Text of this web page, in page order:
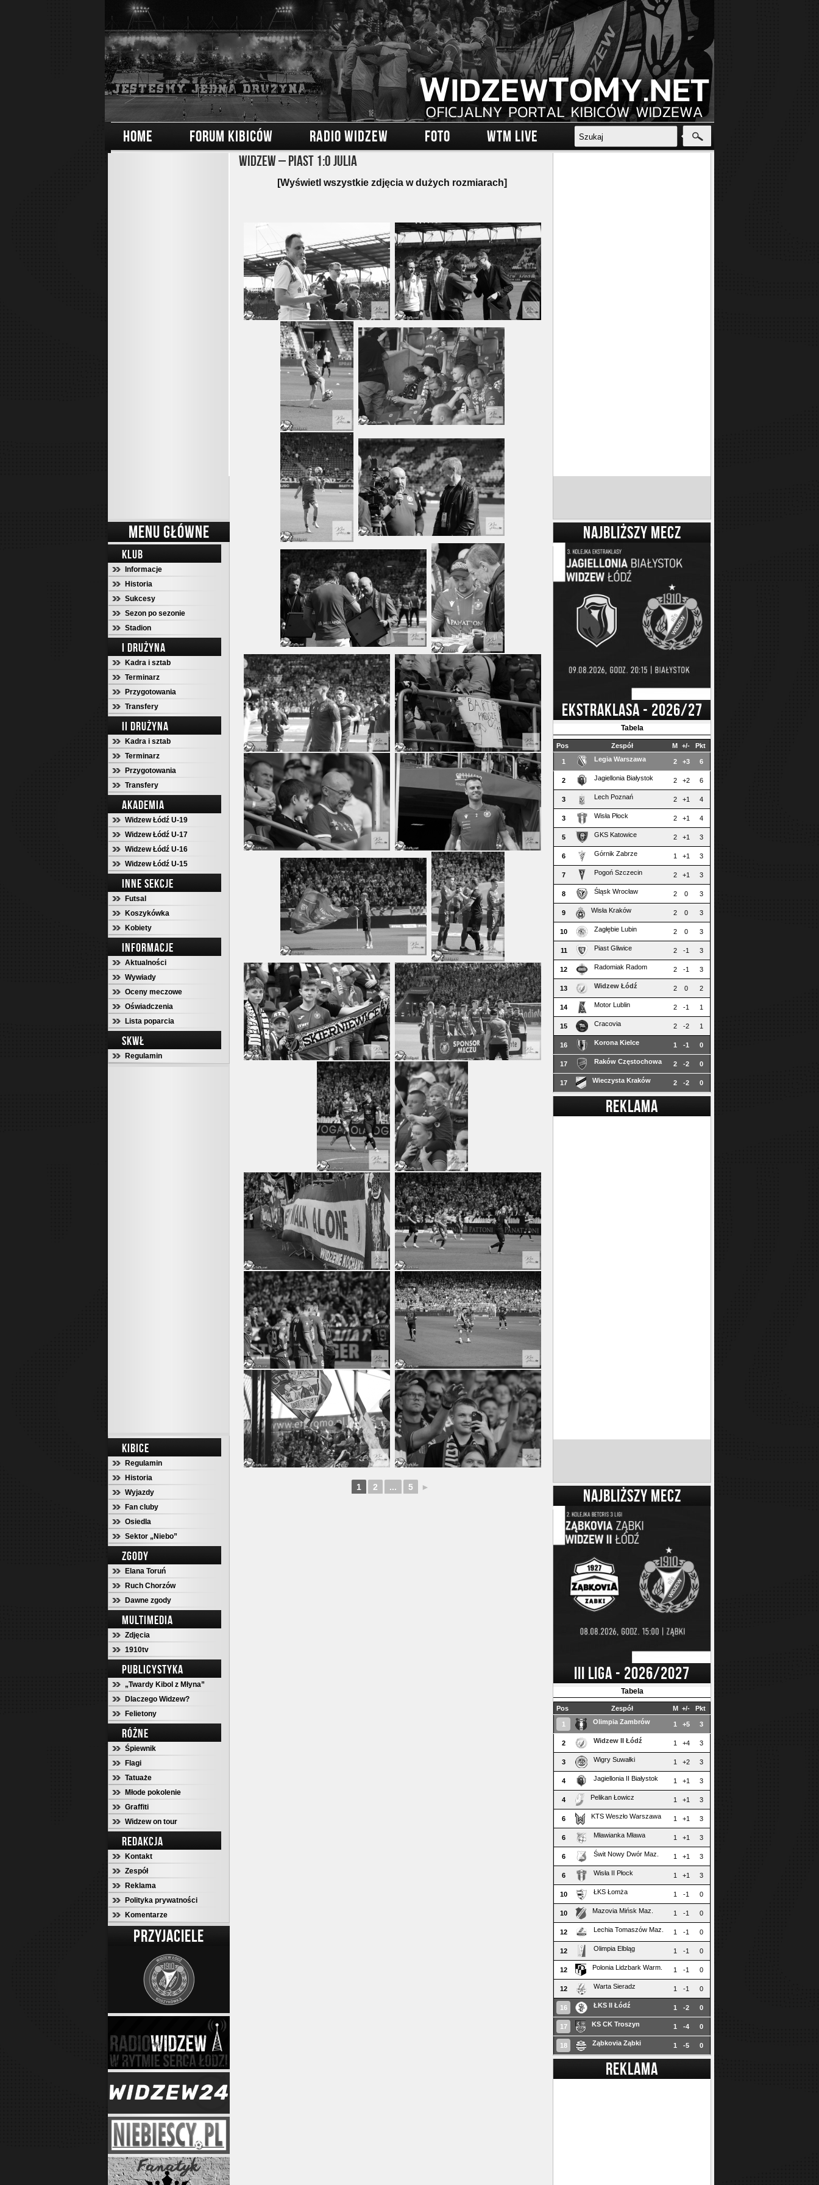
HOME FORUM KIBICÓW RADIO WIDZEW FOTO WTM LIVE
MENU GŁÓWNE
KLUB
Informacje
Historia
Sukcesy
Sezon po sezonie
Stadion
I DRUŻYNA
Kadra i sztab
Terminarz
Przygotowania
Transfery
II DRUŻYNA
Kadra i sztab
Terminarz
Przygotowania
Transfery
AKADEMIA
Widzew Łódź U-19
Widzew Łódź U-17
Widzew Łódź U-16
Widzew Łódź U-15
INNE SEKCJE
Futsal
Koszykówka
Kobiety
INFORMACJE
Aktualności
Wywiady
Oceny meczowe
Oświadczenia
Lista poparcia
SKWŁ
Regulamin
KIBICE
Regulamin
Historia
Wyjazdy
Fan cluby
Osiedla
Sektor „Niebo”
ZGODY
Elana Toruń
Ruch Chorzów
Dawne zgody
MULTIMEDIA
Zdjęcia
1910tv
PUBLICYSTYKA
„Twardy Kibol z Młyna”
Dlaczego Widzew?
Felietony
RÓŻNE
Śpiewnik
Flagi
Tatuaże
Młode pokolenie
Graffiti
Widzew on tour
REDAKCJA
Kontakt
Zespół
Reklama
Polityka prywatności
Komentarze
PRZYJACIELE
Widzew – Piast 1:0 Julia
[Wyświetl wszystkie zdjęcia w dużych rozmiarach]
1 2 ... 5 ►
NAJBLIŻSZY MECZ
EKSTRAKLASA - 2026/27
Tabela
Pos Zespół M +/- Pkt
1 Legia Warszawa 2 +3 6
2 Jagiellonia Białystok 2 +2 6
3 Lech Poznań 2 +1 4
3 Wisła Płock 2 +1 4
5 GKS Katowice 2 +1 3
6 Górnik Zabrze 1 +1 3
7 Pogoń Szczecin 2 +1 3
8 Śląsk Wrocław 2 0 3
9 Wisła Kraków 2 0 3
10 Zagłębie Lubin 2 0 3
11 Piast Gliwice 2 -1 3
12 Radomiak Radom 2 -1 3
13 Widzew Łódź 2 0 2
14 Motor Lublin 2 -1 1
15 Cracovia 2 -2 1
16 Korona Kielce 1 -1 0
17 Raków Częstochowa 2 -2 0
17 Wieczysta Kraków 2 -2 0
REKLAMA
NAJBLIŻSZY MECZ
III LIGA - 2026/2027
Tabela
Pos Zespół M +/- Pkt
1 Olimpia Zambrów 1 +5 3
2 Widzew II Łódź 1 +4 3
3 Wigry Suwałki 1 +2 3
4 Jagiellonia II Białystok 1 +1 3
4 Pelikan Łowicz 1 +1 3
6 KTS Weszło Warszawa 1 +1 3
6 Mławianka Mława 1 +1 3
6 Świt Nowy Dwór Maz. 1 +1 3
6 Wisła II Płock 1 +1 3
10 ŁKS Łomża 1 -1 0
10 Mazovia Mińsk Maz. 1 -1 0
12 Lechia Tomaszów Maz. 1 -1 0
12 Olimpia Elbląg 1 -1 0
12 Polonia Lidzbark Warm. 1 -1 0
12 Warta Sieradz 1 -1 0
16 ŁKS II Łódź 1 -2 0
17 KS CK Troszyn 1 -4 0
18 Ząbkovia Ząbki 1 -5 0
REKLAMA